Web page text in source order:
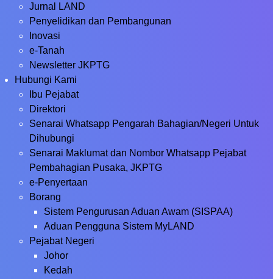
Jurnal LAND
Penyelidikan dan Pembangunan
Inovasi
e-Tanah
Newsletter JKPTG
Hubungi Kami
Ibu Pejabat
Direktori
Senarai Whatsapp Pengarah Bahagian/Negeri Untuk
Dihubungi
Senarai Maklumat dan Nombor Whatsapp Pejabat
Pembahagian Pusaka, JKPTG
e-Penyertaan
Borang
Sistem Pengurusan Aduan Awam (SISPAA)
Aduan Pengguna Sistem MyLAND
Pejabat Negeri
Johor
Kedah